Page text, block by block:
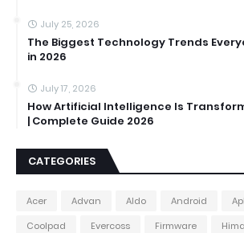
July 25, 2026
The Biggest Technology Trends
in 2026
July 17, 2026
How Artificial Intelligence Is
| Complete Guide 2026
CATEGORIES
Acer Advan Aldo Android
Coolpad
Evercoss Firmware